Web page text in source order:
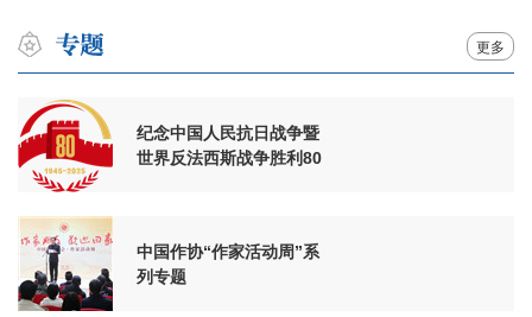
更多
纪念中国人民抗日战争暨
世界反法西斯战争胜利80
中国作协“作家活动周”系
列专题